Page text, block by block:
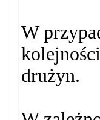
W
drużyn.